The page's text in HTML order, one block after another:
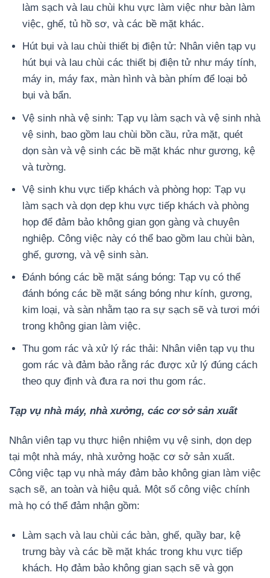
làm sạch và lau chùi khu vực làm việc như bàn làm
việc, ghế, tủ hồ sơ, và các bề mặt khác.
Hút bụi và lau chùi thiết bị điện tử: Nhân viên tạp vụ
hút bụi và lau chùi các thiết bị điện tử như máy tính,
máy in, máy fax, màn hình và bàn phím để loại bỏ
bụi và bẩn.
Vệ sinh nhà vệ sinh: Tạp vụ làm sạch và vệ sinh nhà
vệ sinh, bao gồm lau chùi bồn cầu, rửa mặt, quét
dọn sàn và vệ sinh các bề mặt khác như gương, kệ
và tường.
Vệ sinh khu vực tiếp khách và phòng họp: Tạp vụ
làm sạch và dọn dẹp khu vực tiếp khách và phòng
họp để đảm bảo không gian gọn gàng và chuyên
nghiệp. Công việc này có thể bao gồm lau chùi bàn,
ghế, gương, và vệ sinh sàn.
Đánh bóng các bề mặt sáng bóng: Tạp vụ có thể
đánh bóng các bề mặt sáng bóng như kính, gương,
kim loại, và sàn nhằm tạo ra sự sạch sẽ và tươi mới
trong không gian làm việc.
Thu gom rác và xử lý rác thải: Nhân viên tạp vụ thu
gom rác và đảm bảo rằng rác được xử lý đúng cách
theo quy định và đưa ra nơi thu gom rác.
Tạp vụ nhà máy, nhà xưởng, các cơ sở sản xuất
Nhân viên tạp vụ thực hiện nhiệm vụ vệ sinh, dọn dẹp
tại một nhà máy, nhà xưởng hoặc cơ sở sản xuất.
Công việc tạp vụ nhà máy đảm bảo không gian làm việc
sạch sẽ, an toàn và hiệu quả. Một số công việc chính
mà họ có thể đảm nhận gồm:
Làm sạch và lau chùi các bàn, ghế, quầy bar, kệ
trưng bày và các bề mặt khác trong khu vực tiếp
khách. Họ đảm bảo không gian sạch sẽ và gọn